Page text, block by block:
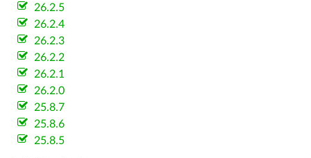
26.2.5
26.2.4
26.2.3
26.2.2
26.2.1
26.2.0
25.8.7
25.8.6
25.8.5